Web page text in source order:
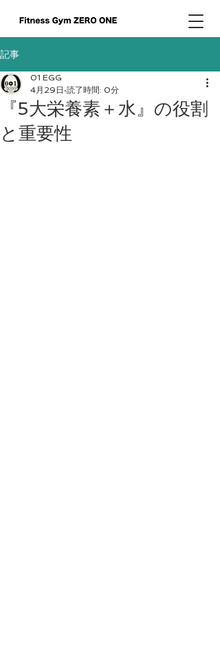
記事
『5大栄養素＋水』の役割
と重要性
01 EGG
4月29日 読了時間: 0分